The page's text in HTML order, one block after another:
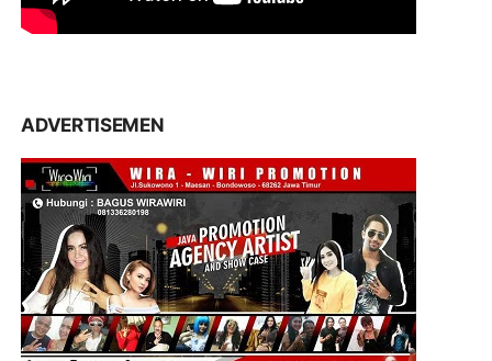
ADVERTISEMEN